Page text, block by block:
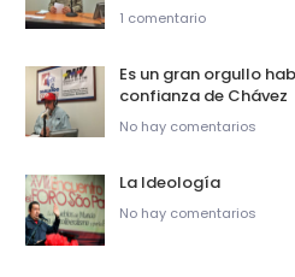
1 comentario
Es un gran orgullo
confianza de Chávez
No hay comentarios
La Ideología
No hay comentarios